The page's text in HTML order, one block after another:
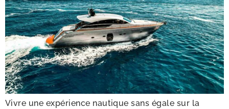
Vivre une expérience nautique sans égale sur la